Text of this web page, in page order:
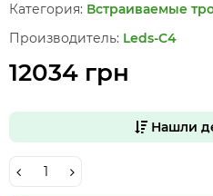
Категория: Встраиваемые
Производитель: Leds-C4
12034 грн
Нашли